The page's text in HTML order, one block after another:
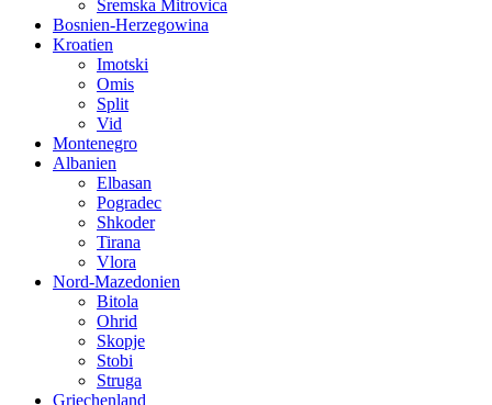
Sremska Mitrovica
Bosnien-Herzegowina
Kroatien
Imotski
Omis
Split
Vid
Montenegro
Albanien
Elbasan
Pogradec
Shkoder
Tirana
Vlora
Nord-Mazedonien
Bitola
Ohrid
Skopje
Stobi
Struga
Griechenland